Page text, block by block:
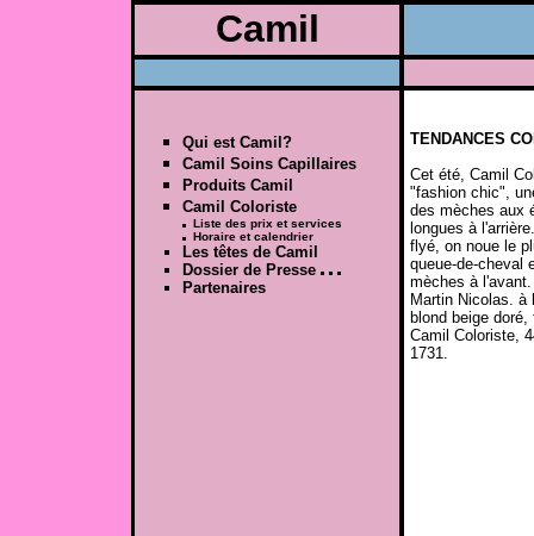
Camil
Qui est Camil?
Camil Soins Capillaires
Produits Camil
Camil Coloriste
Liste des prix et services
Horaire et calendrier
Les têtes de Camil
Dossier de Presse
Partenaires
TENDANCES
Cet été, Camil
"fashion chic",
des mèches aux
longues à
flyé, on noue le
queue-de-cheval
mèches à
Martin Nicolas. à
blond beige
Camil Coloriste,
1731.